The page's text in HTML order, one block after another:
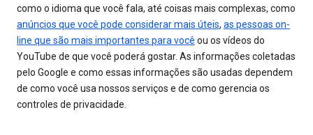
como o idioma que você fala, até coisas mais complexas, como
anúncios que você pode considerar mais úteis, as pessoas on-
line que são mais importantes para você ou os vídeos do
YouTube de que você poderá gostar. As informações coletadas
pelo Google e como essas informações são usadas dependem
de como você usa nossos serviços e de como gerencia os
controles de privacidade.